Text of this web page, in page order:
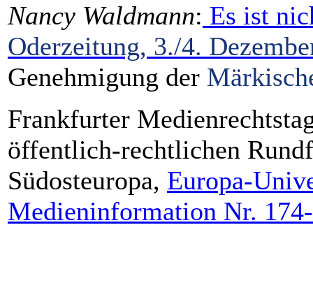
Nancy Waldmann: Es ist
Oderzeitung, 3./4.
Genehmigung der
Frankfurter
öffentlich-rechtlichen
Südosteuropa, Europa-
Medieninformation Nr.